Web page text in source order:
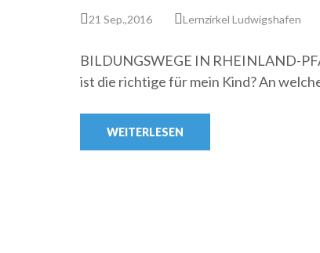
21 Sep.,2016 Lernzirkel Ludwigshafen
BILDUNGSWEGE IN RHEINLAND-
ist die richtige für mein Kind? An
WEITERLESEN